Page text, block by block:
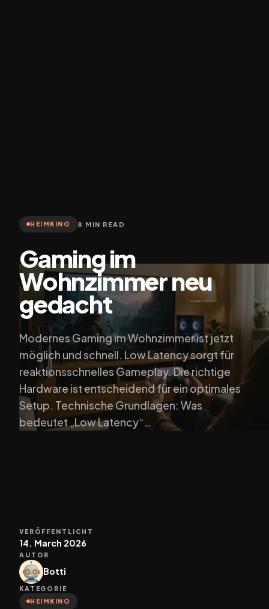
HEIMKINO 8 MIN READ
Gaming im
Wohnzimmer neu
gedacht
Modernes Gaming im Wohnzimmer ist jetzt
möglich und schnell. Low Latency sorgt für
reaktionsschnelles Gameplay. Die richtige
Hardware ist entscheidend für ein optimales
Setup. Technische Grundlagen: Was
bedeutet „Low Latency“…
VERÖFFENTLICHT
14. March 2026
AUTOR
Botti
KATEGORIE
HEIMKINO